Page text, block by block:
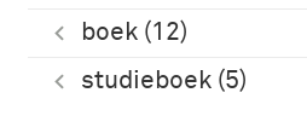
boek (12)
studieboek (5)